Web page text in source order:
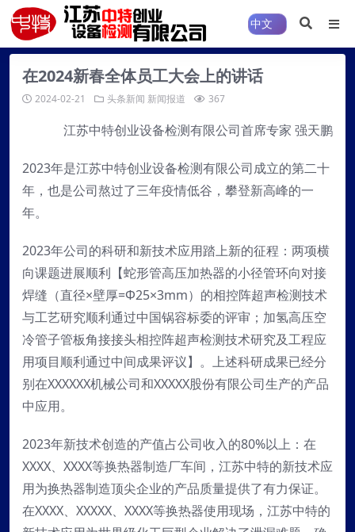
在2024新春全体员工大会上的讲话
2024-02-21 头条新闻 新闻报道 367
江苏中特创业设备检测有限公司首席专家 强天鹏
2023年是江苏中特创业设备检测有限公司成立的第二十
年，也是公司熬过了三年疫情低谷，攀登新高峰的一
年。
2023年公司的科研和新技术应用踏上新的征程：两项横
向课题进展顺利【蛇形管高压加热器的小径管环向对接
焊缝（直径×壁厚=Φ25×3mm）的相控阵超声检测技术
与工艺研究顺利通过中国锅容标委的评审；加氢高压空
冷管子管板角接接头相控阵超声检测技术研究及工程应
用项目顺利通过中间成果评议】。上述科研成果已经分
别在XXXXXX机械公司和XXXXX股份有限公司生产的产品
中应用。
2023年新技术创造的产值占公司收入的80%以上：在
XXXX、XXXX等换热器制造厂车间，江苏中特的新技术应
用为换热器制造顶尖企业的产品质量提供了有力保证。
在XXXX、XXXXX、XXXX等换热器使用现场，江苏中特的